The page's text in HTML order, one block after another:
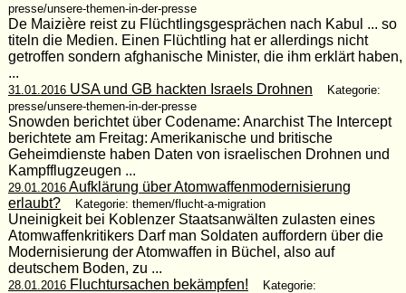
presse/unsere-themen-in-der-presse
De Maizière reist zu Flüchtlingsgesprächen nach Kabul ... so
titeln die Medien. Einen Flüchtling hat er allerdings nicht
getroffen sondern afghanische Minister, die ihm erklärt haben,
...
31.01.2016USA und GB hackten Israels Drohnen
Kategorie:
presse/unsere-themen-in-der-presse
Snowden berichtet über Codename: Anarchist The Intercept
berichtete am Freitag: Amerikanische und britische
Geheimdienste haben Daten von israelischen Drohnen und
Kampfflugzeugen ...
29.01.2016Aufklärung über Atomwaffenmodernisierung
erlaubt?
Kategorie: themen/flucht-a-migration
Uneinigkeit bei Koblenzer Staatsanwälten zulasten eines
Atomwaffenkritikers Darf man Soldaten auffordern über die
Modernisierung der Atomwaffen in Büchel, also auf
deutschem Boden, zu ...
28.01.2016Fluchtursachen bekämpfen!
Kategorie: